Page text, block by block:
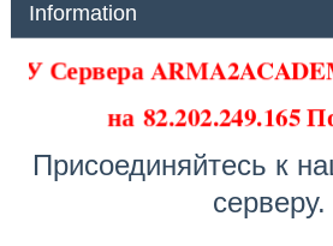
Information
У Сервера
на82.202.249.165
Присоединяйтесь к
серверу.